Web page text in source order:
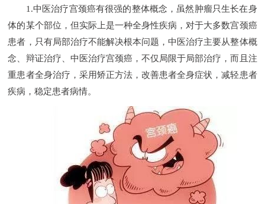
1.中医治疗宫颈癌有很强的整体概念，虽然肿瘤只生长在身
体的某个部位，但实际上是一种全身性疾病，对于大多数宫颈癌
患者，只有局部治疗不能解决根本问题，中医治疗主要从整体概
念、辩证治疗、中医治疗宫颈癌，不仅局限于局部治疗，而且注
重患者全身治疗，采用矫正方法，改善患者全身症状，减轻患者
疾病，稳定患者病情。